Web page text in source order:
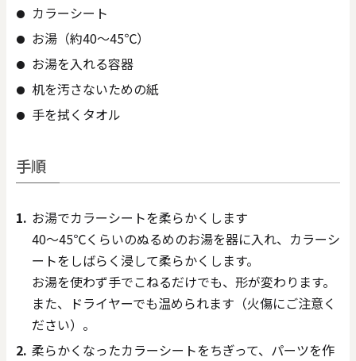
カラーシート
お湯（約40～45℃）
お湯を入れる容器
机を汚さないための紙
手を拭くタオル
手順
お湯でカラーシートを柔らかくします
40～45℃くらいのぬるめのお湯を器に入れ、カラーシ
ートをしばらく浸して柔らかくします。
お湯を使わず手でこねるだけでも、形が変わります。
また、ドライヤーでも温められます（火傷にご注意く
ださい）。
柔らかくなったカラーシートをちぎって、パーツを作